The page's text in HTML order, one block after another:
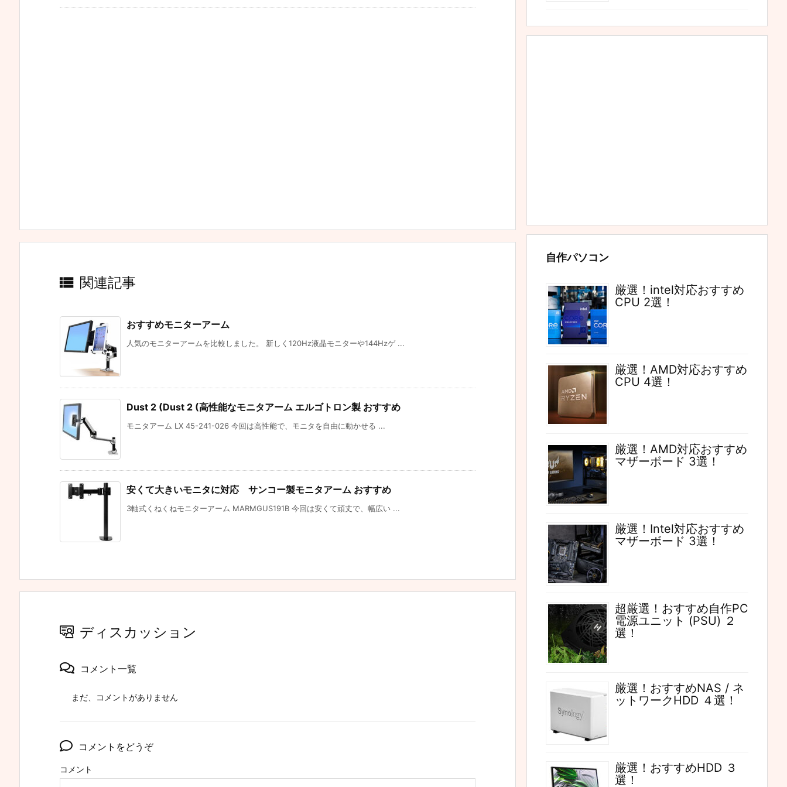
 関連記事
おすすめモニターアーム
人気のモニターアームを比較しました。 新しく120Hz液晶モニターや144Hzゲ ...
Dust 2 (Dust 2 (高性能なモニタアーム エルゴトロン製 おすすめ
モニタアーム LX 45-241-026 今回は高性能で、モニタを自由に動かせる ...
安くて大きいモニタに対応 サンコー製モニタアーム おすすめ
3軸式くねくねモニターアーム MARMGUS191B 今回は安くて頑丈で、幅広い ...
ディスカッション
コメント一覧
まだ、コメントがありません
コメントをどうぞ
コメント
自作パソコン
厳選！intel対応おすすめ
CPU 2選！
厳選！AMD対応おすすめ
CPU 4選！
厳選！AMD対応おすすめ
マザーボード 3選！
厳選！Intel対応おすすめ
マザーボード 3選！
超厳選！おすすめ自作PC
電源ユニット (PSU) ２
選！
厳選！おすすめNAS / ネ
ットワークHDD ４選！
厳選！おすすめHDD ３
選！